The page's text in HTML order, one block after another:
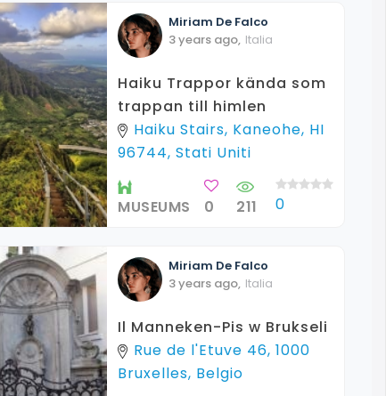
Miriam De Falco
3 years ago, Italia
Haiku Trappor kända som
trappan till himlen
Haiku Stairs, Kaneohe, HI
96744, Stati Uniti
MUSEUMS 0 211 0
Miriam De Falco
3 years ago, Italia
Il Manneken-Pis w Brukseli
Rue de l'Etuve 46, 1000
Bruxelles, Belgio